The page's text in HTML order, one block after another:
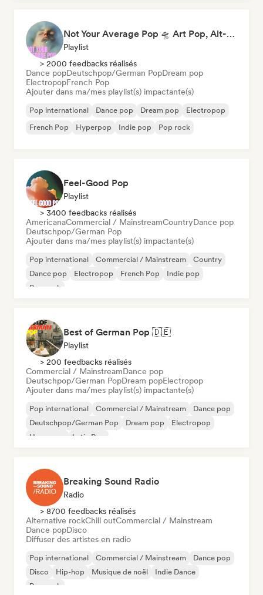
Not Your Average Pop 🛸 Art Pop, Alt-Pop & Indie Pop
Playlist
> 2000 feedbacks réalisés
Dance popDeutschpop/German PopDream pop
ElectropopFrench Pop
Ajouter dans ma/mes playlist(s) impactante(s)
Pop international Dance pop Dream pop
Electropop
French Pop
Hyperpop Indie pop Pop rock
Feel-Good Pop
Playlist
> 3400 feedbacks réalisés
AmericanaCommercial / MainstreamCountryDance pop
Deutschpop/German Pop
Ajouter dans ma/mes playlist(s) impactante(s)
Pop international Commercial / Mainstream
Country
Dance pop
Electropop French Pop
Indie pop
Pop rock
Best of German Pop 🇩🇪
Playlist
> 200 feedbacks réalisés
Commercial / MainstreamDance pop
Deutschpop/German PopDream popElectropop
Ajouter dans ma/mes playlist(s) impactante(s)
Pop international Commercial / Mainstream
Dance pop
Deutschpop/German Pop
Dream pop
Electropop
Hyperpop
Latin Pop
Breaking Sound Radio
Radio
> 8700 feedbacks réalisés
Alternative rockChill outCommercial / Mainstream
Dance popDisco
Diffuser des artistes en radio
Pop international Commercial / Mainstream
Dance pop
Disco
Hip-hop Musique de noël
Indie Dance
Pop rock